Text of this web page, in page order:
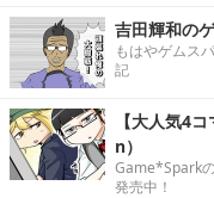
吉田輝和の
もはやゲムス
記
【大人気4
n）
Game*Spark
発売中！